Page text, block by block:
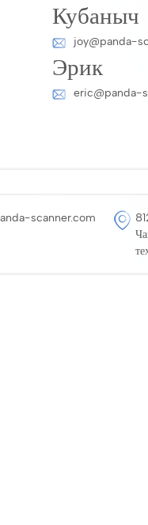
Кубаныч
joy@panda-
Эрик
eric@panda-
scanner.com